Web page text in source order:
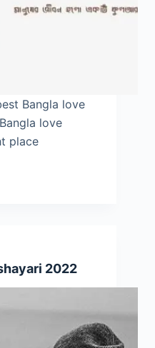
Bangla love
love
place
shayari 2022